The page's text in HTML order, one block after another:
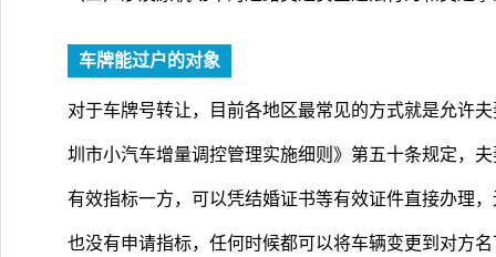
车牌能过户的对象
对于车牌号转让，目前各地区最常见的方式就是允许
圳市小汽车增量调控管理实施细则》第五十条规定，
有效指标一方，可以凭结婚证书等有效证件直接办理
也没有申请指标，任何时候都可以将车辆变更到对方